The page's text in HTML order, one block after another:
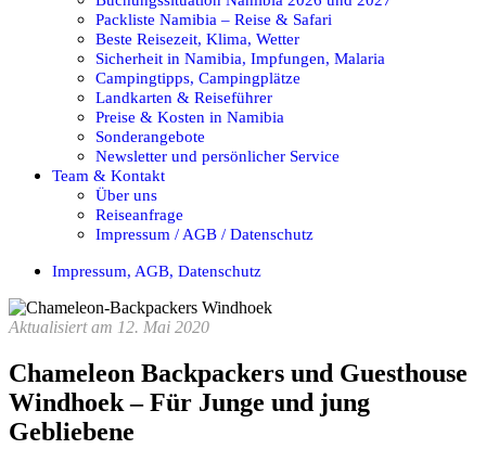
Packliste Namibia – Reise & Safari
Beste Reisezeit, Klima, Wetter
Sicherheit in Namibia, Impfungen, Malaria
Campingtipps, Campingplätze
Landkarten & Reiseführer
Preise & Kosten in Namibia
Sonderangebote
Newsletter und persönlicher Service
Team & Kontakt
Über uns
Reiseanfrage
Impressum / AGB / Datenschutz
Impressum, AGB, Datenschutz
Aktualisiert am 12. Mai 2020
Chameleon Backpackers und Guesthouse
Windhoek – Für Junge und jung
Gebliebene